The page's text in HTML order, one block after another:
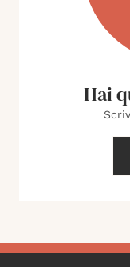
Hai